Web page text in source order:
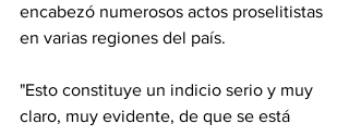
encabezó numerosos actos proselitistas
en varias regiones del país.
"Esto constituye un indicio serio y muy
claro, muy evidente, de que se está